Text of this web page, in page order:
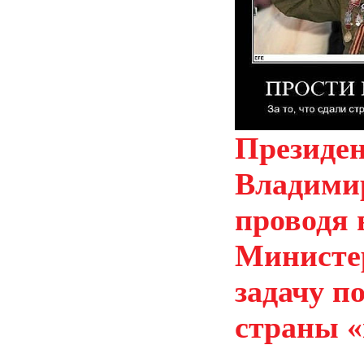
проводя
задачу
страны